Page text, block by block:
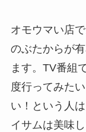
オモウマい店
のぶたからが
ます。TV番組
度行ってみた
い！という人
イサムは美味